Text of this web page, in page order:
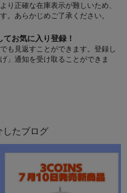
正確な在庫表示が難しいため、
。あらかじめご了承ください。
てお気に入り登録！
も見返すことができます。登録し
」通知を受け取ることができま
したブログ